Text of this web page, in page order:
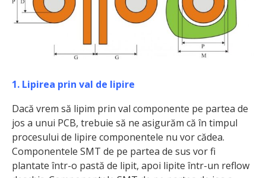
1. Lipirea prin val de lipire
Dacă vrem să lipim prin val componente pe partea de
jos a unui PCB, trebuie să ne asigurăm că în timpul
procesului de lipire componentele nu vor cădea.
Componentele SMT de pe partea de sus vor fi
plantate într-o pastă de lipit, apoi lipite într-un reflow